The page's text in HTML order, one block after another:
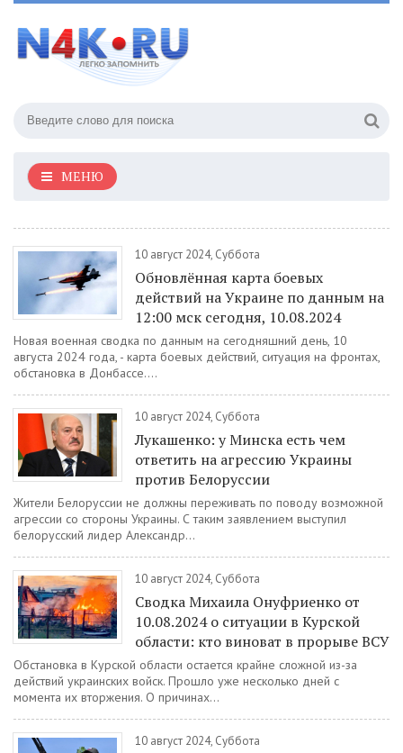
МЕНЮ
10 август 2024, Суббота
Обновлённая карта боевых
действий на Украине по данным на
12:00 мск сегодня, 10.08.2024
Новая военная сводка по данным на сегодняшний день, 10
августа 2024 года, - карта боевых действий, ситуация на фронтах,
обстановка в Донбассе....
10 август 2024, Суббота
Лукашенко: у Минска есть чем
ответить на агрессию Украины
против Белоруссии
Жители Белоруссии не должны переживать по поводу возможной
агрессии со стороны Украины. С таким заявлением выступил
белорусский лидер Александр...
10 август 2024, Суббота
Сводка Михаила Онуфриенко от
10.08.2024 о ситуации в Курской
области: кто виноват в прорыве ВСУ
Обстановка в Курской области остается крайне сложной из-за
действий украинских войск. Прошло уже несколько дней с
момента их вторжения. О причинах...
10 август 2024, Суббота